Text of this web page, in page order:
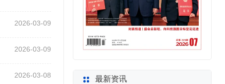
2026-03-09
2026-03-09
2026-03-08 最新资讯